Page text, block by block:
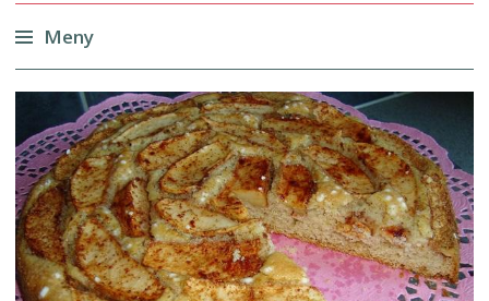
Meny
Hoppa
innehåll